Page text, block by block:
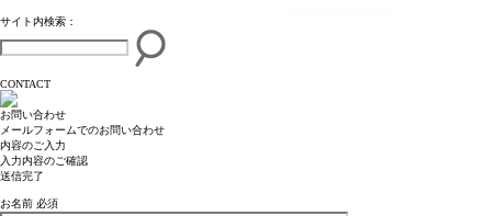
サイト内検索：
CONTACT
お問い合わせ
メールフォームでのお問い合わせ
内容のご入力
入力内容のご確認
送信完了
お名前 必須